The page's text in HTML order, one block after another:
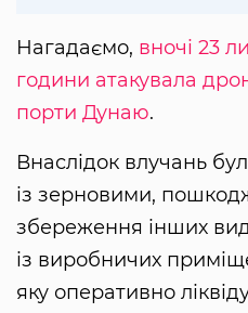
Нагадаємо, вночі 23
години атакувала
порти Дунаю.
Внаслідок влучань
із зерновими,
збереження інших
із виробничих
яку оперативно